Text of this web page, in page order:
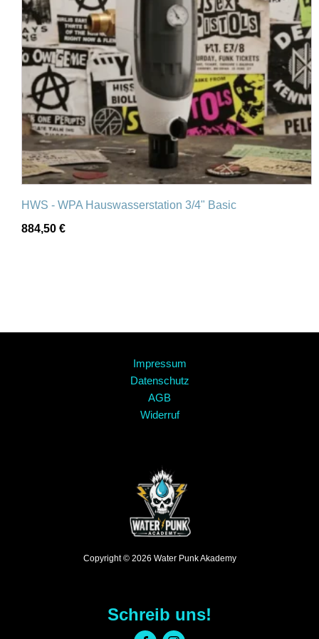
HWS - WPA Hauswasserstation 3/4" Basic
884,50 €
Impressum
Datenschutz
AGB
Widerruf
Copyright © 2026 Water Punk Akademy
Schreib uns!